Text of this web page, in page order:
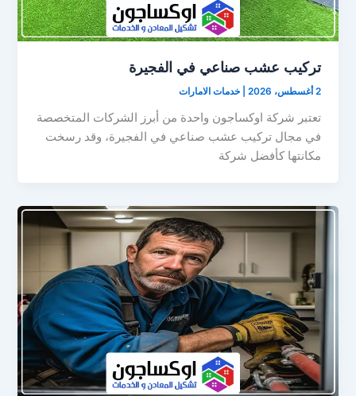
تركيب عشب صناعي في الفجيرة
2 أغسطس، 2026 |خدمات الامارات
تعتبر شركة اوكساجون واحدة من أبرز الشركات المتخصصة
في مجال تركيب عشب صناعي في الفجيرة، وقد رسخت
مكانتها كأفضل شركة